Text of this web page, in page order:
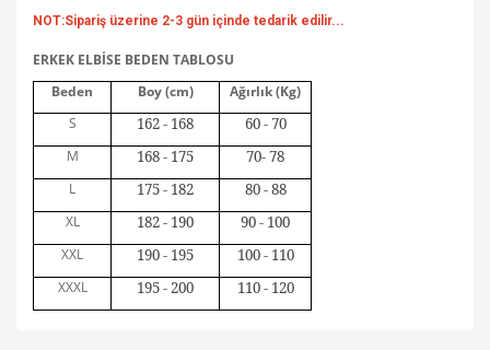
NOT:Sipariş üzerine 2-3 gün içinde tedarik edilir...
ERKEK ELBİSE BEDEN TABLOSU
Beden
Boy (cm)
Ağırlık (Kg)
S
162 - 168 60 - 70
M 168 - 175 70- 78
L 175 - 182 80 - 88
XL 182 - 190 90 - 100
XXL 190 - 195 100 - 110
XXXL 195 - 200 110 - 120